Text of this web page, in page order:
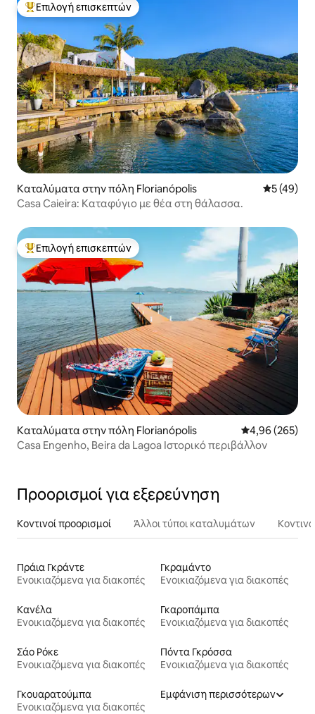
Κορυφαία επιλογή επισκεπτών
Επιλογή επισκεπτών
Καταλύματα στην πόλη Florianópolis Μέση
5 (49)
Casa Caieira: Καταφύγιο με θέα στη θάλασσα.
Κορυφαία επιλογή επισκεπτών
Επιλογή επισκεπτών
Καταλύματα στην πόλη Florianópolis Μέση
4,96 (265)
Casa Engenho, Beira da Lagoa Ιστορικό περιβάλλον
Προορισμοί για εξερεύνηση
Κοντινοί προορισμοί Άλλοι τύποι καταλυμάτων
Πράια Γκράντε
Ενοικιαζόμενα για διακοπές
Γκραμάντο
Ενοικιαζόμενα για διακοπές
Κανέλα
Ενοικιαζόμενα για διακοπές
Γκαροπάμπα
Ενοικιαζόμενα για διακοπές
Σάο Ρόκε
Ενοικιαζόμενα για διακοπές
Πόντα Γκρόσσα
Ενοικιαζόμενα για διακοπές
Γκουαρατούμπα
Ενοικιαζόμενα για διακοπές
Εμφάνιση περισσότερων